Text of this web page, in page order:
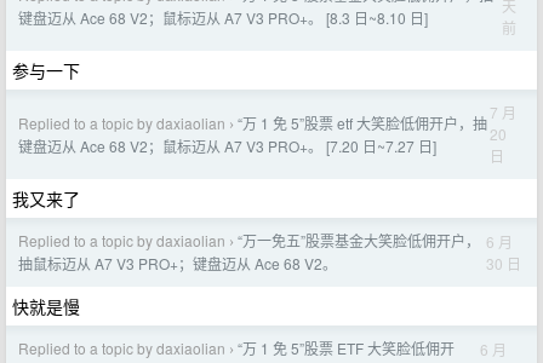
键盘迈从 Ace 68 V2；鼠标迈从 A7 V3 PRO+。 [8.3 日~8.10 日]
天
前
参与一下
Replied to a topic by daxiaolian › “万 1 免 5”股票 etf 大笑脸低佣开户，抽
键盘迈从 Ace 68 V2；鼠标迈从 A7 V3 PRO+。 [7.20 日~7.27 日]
7 月
20
日
我又来了
Replied to a topic by daxiaolian › “万一免五”股票基金大笑脸低佣开户，
抽鼠标迈从 A7 V3 PRO+；键盘迈从 Ace 68 V2。
6 月
30 日
快就是慢
Replied to a topic by daxiaolian › “万 1 免 5”股票 ETF 大笑脸低佣开
6 月